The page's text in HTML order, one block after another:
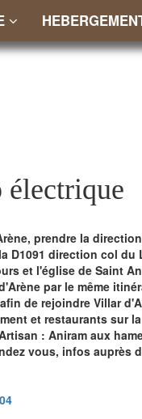
électrique
prendre la
D1091 direction col
et l'église de Saint
par le même
de rejoindre Villar
et restaurants sur
: Aniram aux
vous, infos auprès